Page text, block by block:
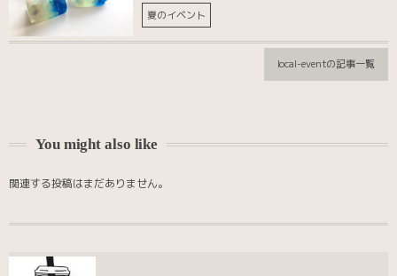
夏のイベント
local-eventの記事一覧
You might also like
関連する投稿はまだありません。